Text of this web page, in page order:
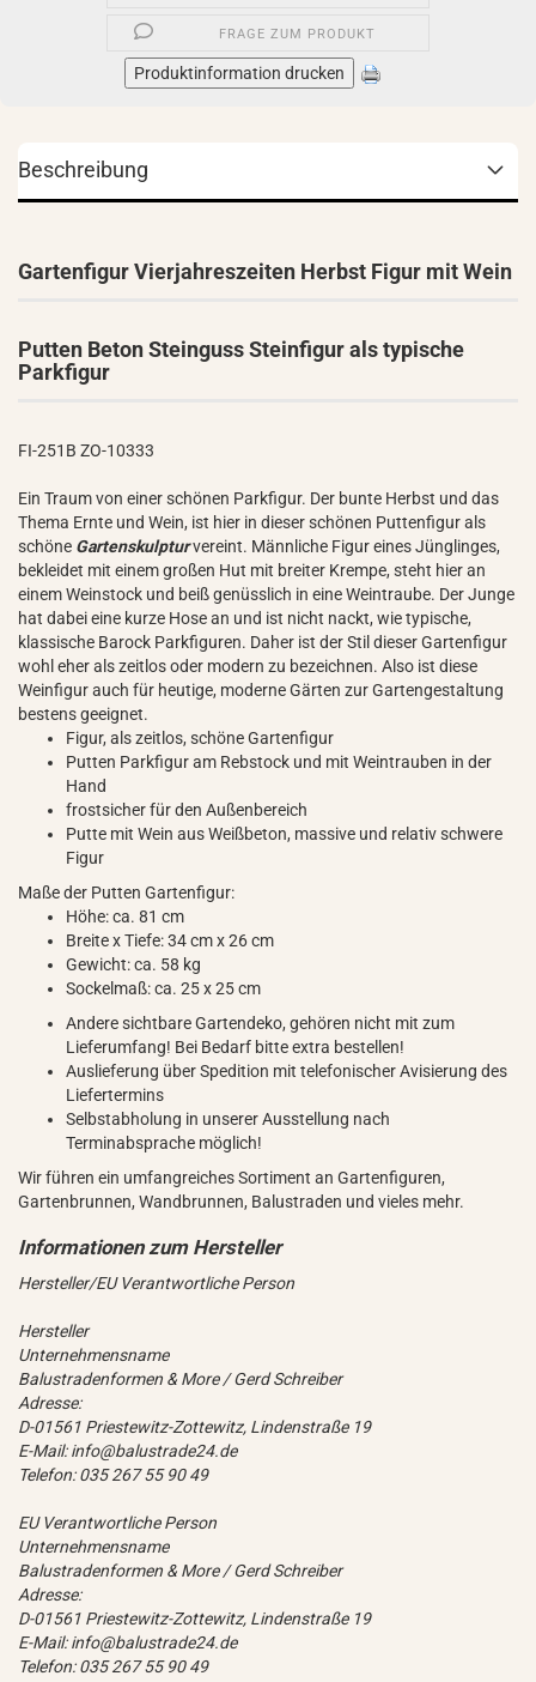
FRAGE ZUM PRODUKT
Produktinformation drucken
Beschreibung
Gartenfigur Vierjahreszeiten Herbst Figur mit Wein
Putten Beton Steinguss Steinfigur als typische
Parkfigur
FI-251B ZO-10333
Ein Traum von einer schönen Parkfigur. Der bunte Herbst und das
Thema Ernte und Wein, ist hier in dieser schönen Puttenfigur als
schöne Gartenskulpturvereint. Männliche Figur eines Jünglinges,
bekleidet mit einem großen Hut mit breiter Krempe, steht hier an
einem Weinstock und beiß genüsslich in eine Weintraube. Der Junge
hat dabei eine kurze Hose an und ist nicht nackt, wie typische,
klassische Barock Parkfiguren. Daher ist der Stil dieser Gartenfigur
wohl eher als zeitlos oder modern zu bezeichnen. Also ist diese
Weinfigur auch für heutige, moderne Gärten zur Gartengestaltung
bestens geeignet.
Figur, als zeitlos, schöne Gartenfigur
Putten Parkfigur am Rebstock und mit Weintrauben in der
Hand
frostsicher für den Außenbereich
Putte mit Wein aus Weißbeton, massive und relativ schwere
Figur
Maße der Putten Gartenfigur:
Höhe: ca. 81 cm
Breite x Tiefe: 34 cm x 26 cm
Gewicht: ca. 58 kg
Sockelmaß: ca. 25 x 25 cm
Andere sichtbare Gartendeko, gehören nicht mit zum
Lieferumfang! Bei Bedarf bitte extra bestellen!
Auslieferung über Spedition mit telefonischer Avisierung des
Liefertermins
Selbstabholung in unserer Ausstellung nach
Terminabsprache möglich!
Wir führen ein umfangreiches Sortiment an Gartenfiguren,
Gartenbrunnen, Wandbrunnen, Balustraden und vieles mehr.
Hersteller/EU Verantwortliche Person
Hersteller
Unternehmensname
Balustradenformen & More / Gerd Schreiber
Adresse:
D-01561 Priestewitz-Zottewitz, Lindenstraße 19
E-Mail: info@balustrade24.de
Telefon: 035 267 55 90 49
EU Verantwortliche Person
Unternehmensname
Balustradenformen & More / Gerd Schreiber
Adresse:
D-01561 Priestewitz-Zottewitz, Lindenstraße 19
E-Mail: info@balustrade24.de
Telefon: 035 267 55 90 49